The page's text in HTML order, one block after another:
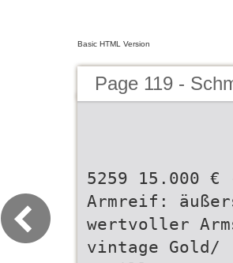
Basic HTML Version
Page 119 -
5259 15.000
Armreif:
wertvoller
vintage Gold/